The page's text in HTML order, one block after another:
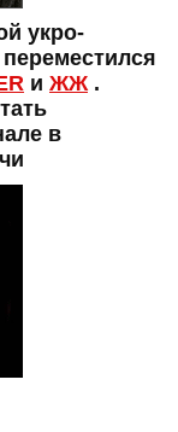
укро-
и ЖЖ .
в